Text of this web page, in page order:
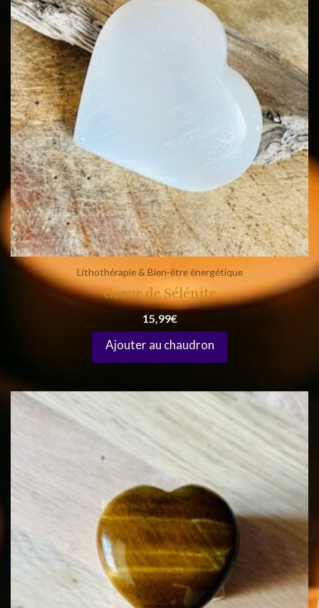
Lithothérapie & Bien-être énergétique
Coeur de Sélénite
15,99€